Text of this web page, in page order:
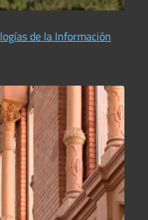
de la Información